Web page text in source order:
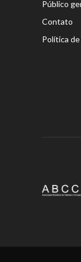
Público
Contato
Política